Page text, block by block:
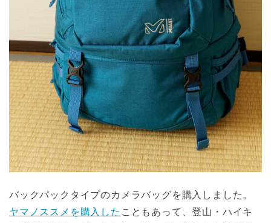
バックパックタイプのカメラバッグを購入しました。
ヤマノススメを購入した こともあって、登山・ハイキ